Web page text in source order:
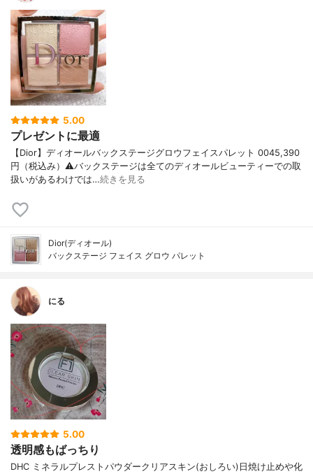
5.00
プレゼントに最適
【Dior】ディオールバックステージグロウフェイスパレット 0045,390
円（税込み）⚠️バックステージは全てのディオールビューティーでの取
扱いがあるわけでは…続きを見る
Dior(ディオール)
バックステージ フェイス グロウ パレット
にる
5.00
透明感もばっちり
DHC ミネラルプレストパウダークリアスキン(おしろい)日焼け止めや化